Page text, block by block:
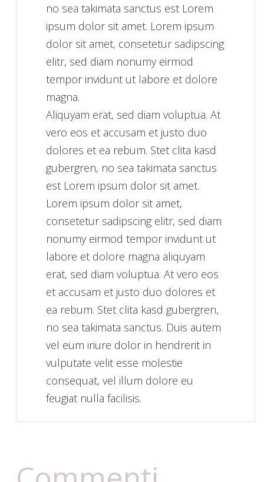
no sea takimata sanctus est Lorem
ipsum dolor sit amet. Lorem ipsum
dolor sit amet, consetetur sadipscing
elitr, sed diam nonumy eirmod
tempor invidunt ut labore et dolore
magna.
Aliquyam erat, sed diam voluptua. At
vero eos et accusam et justo duo
dolores et ea rebum. Stet clita kasd
gubergren, no sea takimata sanctus
est Lorem ipsum dolor sit amet.
Lorem ipsum dolor sit amet,
consetetur sadipscing elitr, sed diam
nonumy eirmod tempor invidunt ut
labore et dolore magna aliquyam
erat, sed diam voluptua. At vero eos
et accusam et justo duo dolores et
ea rebum. Stet clita kasd gubergren,
no sea takimata sanctus. Duis autem
vel eum iriure dolor in hendrerit in
vulputate velit esse molestie
consequat, vel illum dolore eu
feugiat nulla facilisis.